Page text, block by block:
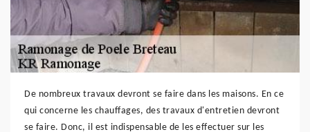
De nombreux travaux devront se faire dans les maisons. En ce
qui concerne les chauffages, des travaux d'entretien devront
se faire. Donc, il est indispensable de les effectuer sur les